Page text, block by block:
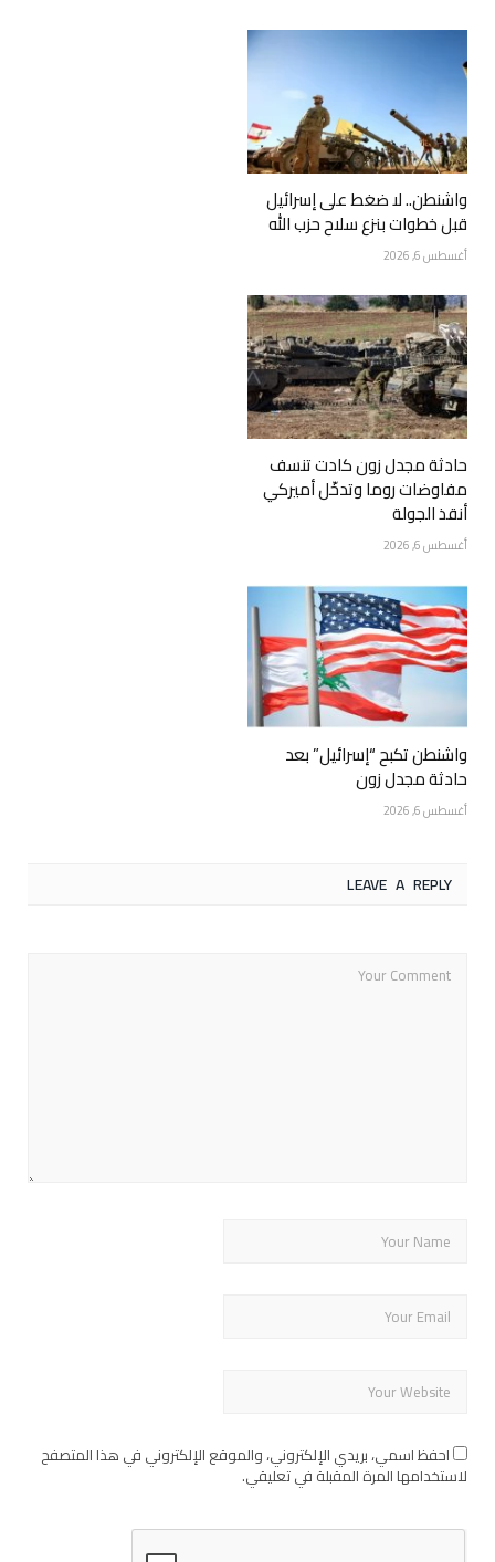
واشنطن.. لا ضغط على إسرائيل
قبل خطوات بنزع سلاح حزب الله
أغسطس 6, 2026
حادثة مجدل زون كادت تنسف
مفاوضات روما وتدخّل أميركي
أنقذ الجولة
أغسطس 6, 2026
واشنطن تكبح “إسرائيل” بعد
حادثة مجدل زون
أغسطس 6, 2026
LEAVE A REPLY
احفظ اسمي، بريدي الإلكتروني، والموقع الإلكتروني في هذا المتصفح
لاستخدامها المرة المقبلة في تعليقي.